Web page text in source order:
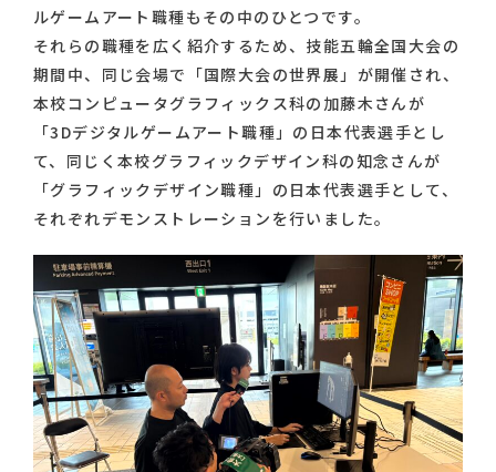
ルゲームアート職種もその中のひとつです。
それらの職種を広く紹介するため、技能五輪全国大会の
期間中、同じ会場で「国際大会の世界展」が開催され、
本校コンピュータグラフィックス科の加藤木さんが
「3Dデジタルゲームアート職種」の日本代表選手とし
て、同じく本校グラフィックデザイン科の知念さんが
「グラフィックデザイン職種」の日本代表選手として、
それぞれデモンストレーションを行いました。